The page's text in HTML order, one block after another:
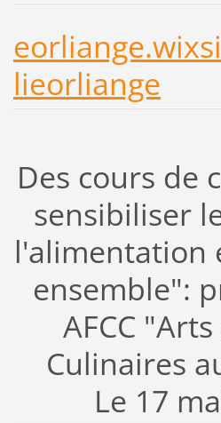
lieorliange
Des cours de
sensibiliser
l'alimentation
ensemble":
AFCC
Culinaires
Le 17